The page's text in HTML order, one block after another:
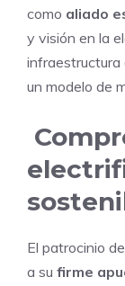
como aliado
y visión en la
infraestructura
un modelo de
El patrocinio
a su firme